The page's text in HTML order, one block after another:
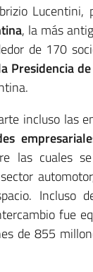
, la más
de 170
Presidencia
incluso las
las cuales
Incluso
fue
de 855